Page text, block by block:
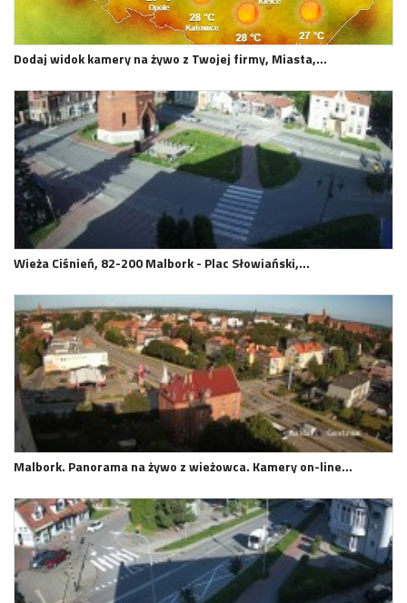
Dodaj widok kamery na żywo z Twojej firmy, Miasta,…
Wieża Ciśnień, 82-200 Malbork - Plac Słowiański,…
Malbork. Panorama na żywo z wieżowca. Kamery on-line…